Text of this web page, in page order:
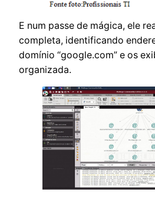
E num passe de mágica, ele
completa, identificando
domínio “google.com” e os
organizada.